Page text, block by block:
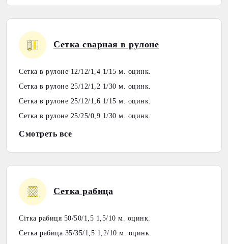
Сетка сварная в рулоне
Сетка в рулоне 12/12/1,4 1/15 м. оцинк.
Сетка в рулоне 25/12/1,2 1/30 м. оцинк.
Сетка в рулоне 25/12/1,6 1/15 м. оцинк.
Сетка в рулоне 25/25/0,9 1/30 м. оцинк.
Смотреть все
Сетка рабица
Сітка рабиця 50/50/1,5 1,5/10 м. оцинк.
Сетка рабица 35/35/1,5 1,2/10 м. оцинк.